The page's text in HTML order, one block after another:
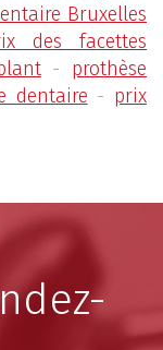
Bruxelles
des facettes
- prothèse
dentaire - prix